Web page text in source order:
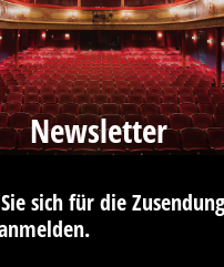
Newsletter
sich für die